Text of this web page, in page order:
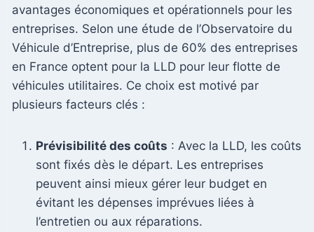
avantages économiques et opérationnels pour les
entreprises. Selon une étude de l’Observatoire du
Véhicule d’Entreprise, plus de 60% des entreprises
en France optent pour la LLD pour leur flotte de
véhicules utilitaires. Ce choix est motivé par
plusieurs facteurs clés :
Prévisibilité des coûts : Avec la LLD, les coûts
sont fixés dès le départ. Les entreprises
peuvent ainsi mieux gérer leur budget en
évitant les dépenses imprévues liées à
l’entretien ou aux réparations.